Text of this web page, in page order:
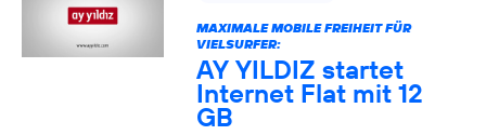
MAXIMALE MOBILE FREIHEIT FÜR
VIELSURFER:
AY YILDIZ startet
Internet Flat mit 12
GB